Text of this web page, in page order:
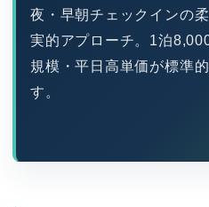
夜・早朝チェックインの
実的アプローチ。1泊
規模・平日高単価が標準
す。